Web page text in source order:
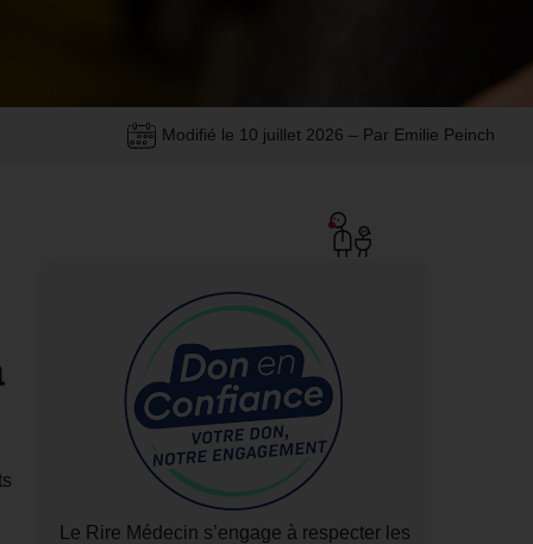
Modifié le 10 juillet 2026 – Par Emilie Peinch
Le Rire Médecin s’engage à respecter les